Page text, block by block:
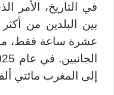
في التاريخ، الأمر
بين البلدين من
عشرة ساعة فقط،
إلى المغرب